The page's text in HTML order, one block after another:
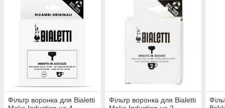
Фільтр воронка для Bialetti
Фільтр воронка для Bialetti